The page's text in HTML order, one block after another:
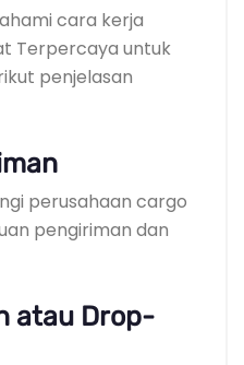
cara kerja
Terpercaya untuk
penjelasan
perusahaan cargo
pengiriman dan
atau Drop-